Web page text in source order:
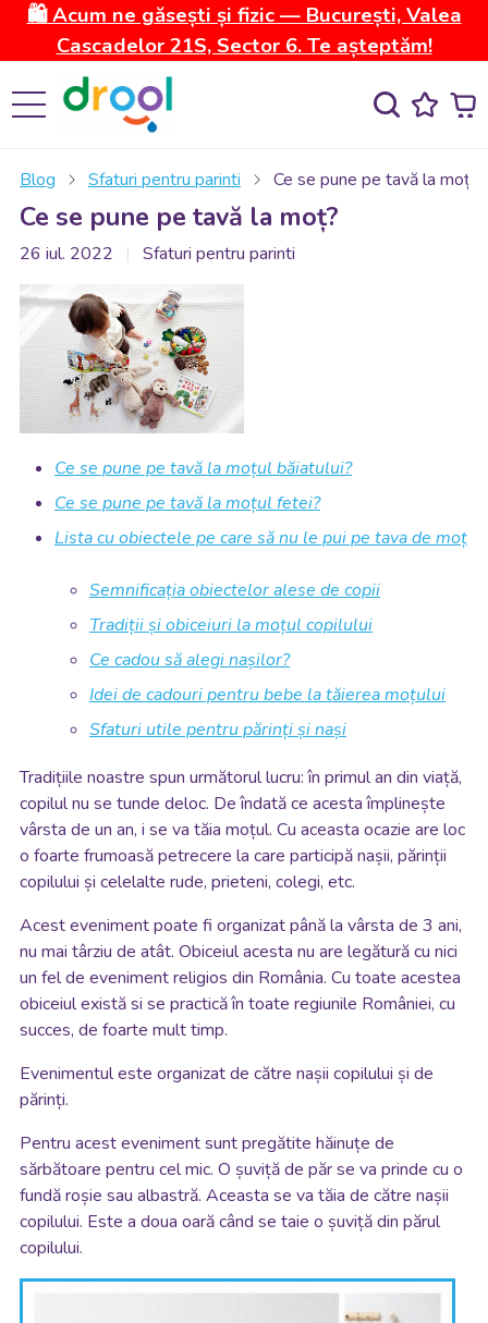
🛍️ Acum ne găsești și fizic — București, Valea
Cascadelor 21S, Sector 6. Te așteptăm!
Blog Sfaturi pentru parinti Ce se pune pe tavă la moț?
Ce se pune pe tavă la moț?
26 iul. 2022 Sfaturi pentru parinti
Ce se pune pe tavă la moțul băiatului?
Ce se pune pe tavă la moțul fetei?
Lista cu obiectele pe care să nu le pui pe tava de moț
Semnificația obiectelor alese de copii
Tradiții și obiceiuri la moțul copilului
Ce cadou să alegi nașilor?
Idei de cadouri pentru bebe la tăierea moțului
Sfaturi utile pentru părinți și nași
Tradițiile noastre spun următorul lucru: în primul an din viață,
copilul nu se tunde deloc. De îndată ce acesta împlinește
vârsta de un an, i se va tăia moțul. Cu aceasta ocazie are loc
o foarte frumoasă petrecere la care participă nașii, părinții
copilului și celelalte rude, prieteni, colegi, etc.
Acest eveniment poate fi organizat până la vârsta de 3 ani,
nu mai târziu de atât. Obiceiul acesta nu are legătură cu nici
un fel de eveniment religios din România. Cu toate acestea
obiceiul există si se practică în toate regiunile României, cu
succes, de foarte mult timp.
Evenimentul este organizat de către nașii copilului și de
părinți.
Pentru acest eveniment sunt pregătite hăinuțe de
sărbătoare pentru cel mic. O șuviță de păr se va prinde cu o
fundă roșie sau albastră. Aceasta se va tăia de către nașii
copilului. Este a doua oară când se taie o șuviță din părul
copilului.